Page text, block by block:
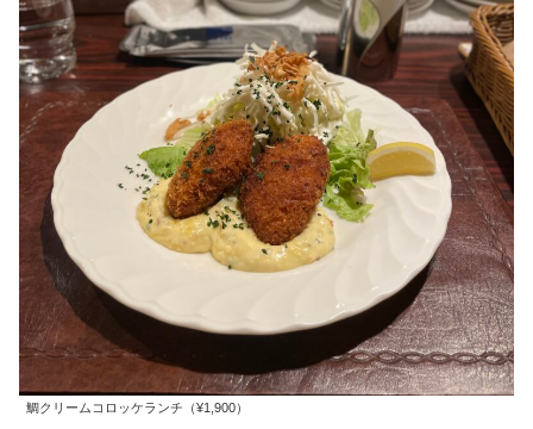
鯛クリームコロッケランチ（¥1,900）